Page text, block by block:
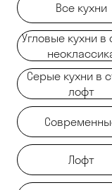
Все кухни
Угловые кухни в
Серые кухни в
лофт
Лофт